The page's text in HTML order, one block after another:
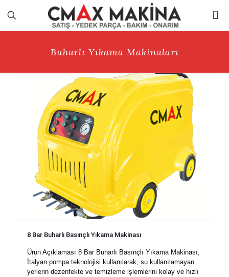
Buharlı Yıkama Makinaları
8 Bar Buharlı Basınçlı Yıkama Makinası
Ürün Açıklaması 8 Bar Buharlı Basınçlı Yıkama Makinası,
İtalyan pompa teknolojisi kullanılarak, su kullanılamayan
yerlerin dezenfekte ve temizleme işlemlerini kolay ve hızlı